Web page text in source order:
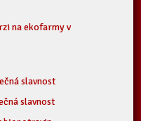
na ekofarmy v
slavnost
slavnost